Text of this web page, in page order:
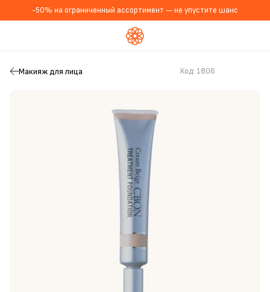
-50% на ограниченный ассортимент — не упустите шанс
Макияж для лица Код: 1806